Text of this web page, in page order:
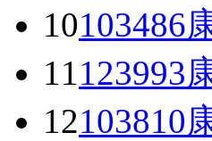
10103486
11123993
12103810